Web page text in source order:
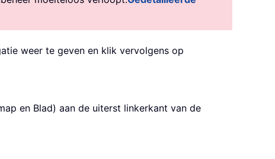
weer te geven en klik vervolgens op
en Blad) aan de uiterst linkerkant van de